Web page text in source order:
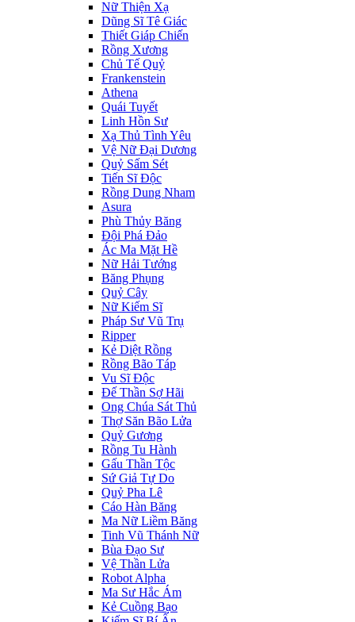
Nữ Thiện Xạ
Dũng Sĩ Tê Giác
Thiết Giáp Chiến
Rồng Xương
Chủ Tế Quỷ
Frankenstein
Athena
Quái Tuyết
Linh Hồn Sư
Xạ Thủ Tình Yêu
Vệ Nữ Đại Dương
Quỷ Sấm Sét
Tiến Sĩ Độc
Rồng Dung Nham
Asura
Phù Thủy Băng
Đội Phá Đảo
Ác Ma Mặt Hề
Nữ Hải Tướng
Băng Phụng
Quỷ Cây
Nữ Kiếm Sĩ
Pháp Sư Vũ Trụ
Ripper
Kẻ Diệt Rồng
Rồng Bão Táp
Vu Sĩ Độc
Đế Thần Sợ Hãi
Ong Chúa Sát Thủ
Thợ Săn Bão Lửa
Quỷ Gương
Rồng Tu Hành
Gấu Thần Tộc
Sứ Giả Tự Do
Quỷ Pha Lê
Cáo Hàn Băng
Ma Nữ Liềm Băng
Tinh Vũ Thánh Nữ
Bùa Đạo Sư
Vệ Thần Lửa
Robot Alpha
Ma Sư Hắc Ám
Kẻ Cuồng Bạo